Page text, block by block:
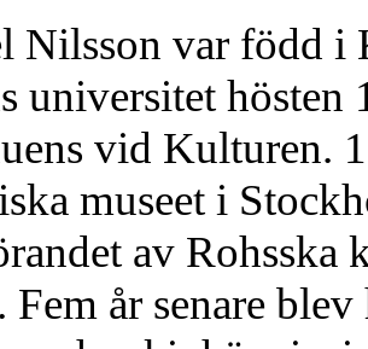
Nilsson var född i
universitet hösten
vid Kulturen.
museet i
av Rohsska
Fem år senare